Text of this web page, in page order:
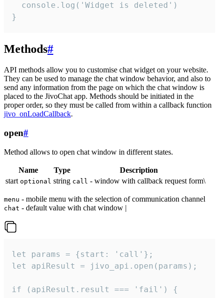
  console.log('Widget is deleted')
}
Methods#
API methods allow you to customise chat widget on your website.
They can be used to manage the chat window behavior, and also to
send any information from the page on which the chat window is
placed to the JivoChat app. Methods should be initiated in the
proper order, so they must be called from within a callback function
jivo_onLoadCallback.
open#
Method allows to open chat window in different states.
Name Type
Description
start optional string call - window with callback request form\
menu - mobile menu with the selection of communication channel
chat - default value with chat window |
let params = {start: 'call'};
let apiResult = jivo_api.open(params);
if (apiResult.result === 'fail') {